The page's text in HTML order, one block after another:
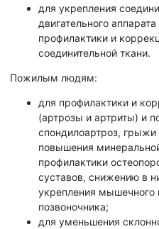
для укрепления
двигательного
профилактики и
соединительной ткани.
Пожилым людям:
для профилактики и
(артрозы и артриты) и
спондилоартроз,
повышения
профилактики
суставов, снижению в
укрепления мышечного
позвоночника;
для уменьшения